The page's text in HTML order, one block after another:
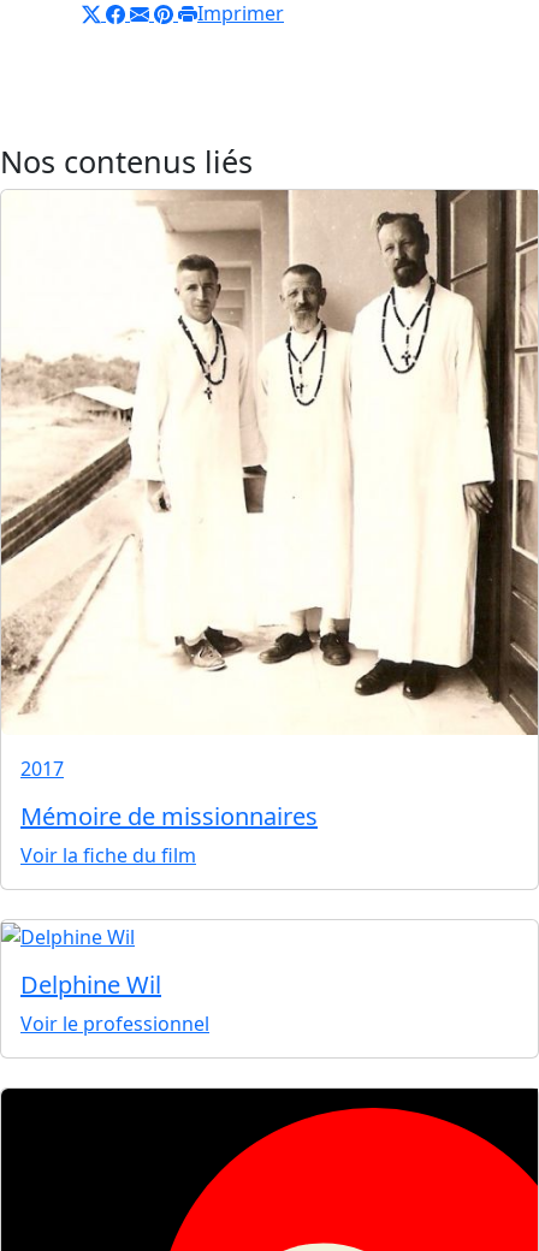
Imprimer
Nos contenus liés
2017
Mémoire de missionnaires
Voir la fiche du film
Delphine Wil
Voir le professionnel